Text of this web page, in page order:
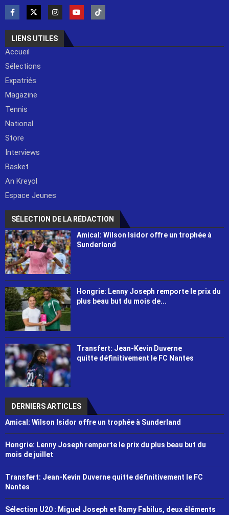
LIENS UTILES
Accueil
Sélections
Expatriés
Magazine
Tennis
National
Store
Interviews
Basket
An Kreyol
Espace Jeunes
SÉLECTION DE LA RÉDACTION
Amical: Wilson Isidor offre un trophée à
Sunderland
Hongrie: Lenny Joseph remporte le prix du
plus beau but du mois de...
Transfert: Jean-Kevin Duverne
quitte définitivement le FC Nantes
DERNIERS ARTICLES
Amical: Wilson Isidor offre un trophée à Sunderland
Hongrie: Lenny Joseph remporte le prix du plus beau but du
mois de juillet
Transfert: Jean-Kevin Duverne quitte définitivement le FC
Nantes
Sélection U20 : Miguel Joseph et Ramy Fabilus, deux éléments